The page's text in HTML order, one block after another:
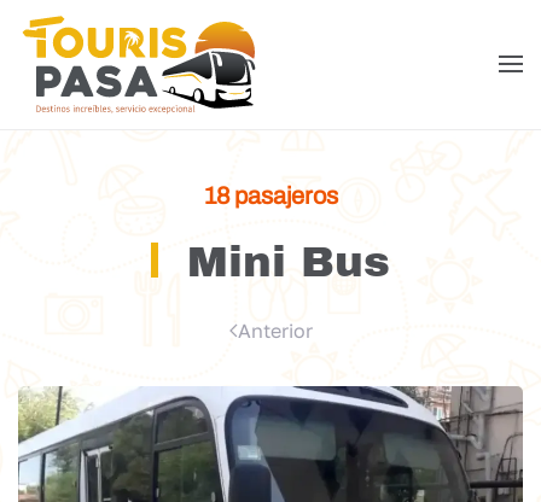
Skip to main content
18 pasajeros
Mini Bus
Anterior